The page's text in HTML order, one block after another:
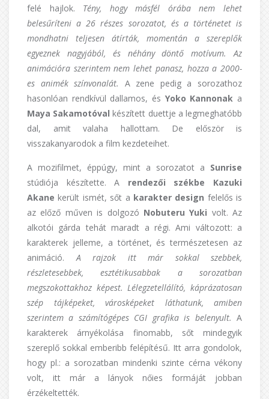
felé hajlok. Tény, hogy másfél órába nem lehet
belesűríteni a 26 részes sorozatot, és a történetet is
mondhatni teljesen átírták, momentán a szereplők
egyeznek nagyjából, és néhány döntő motívum. Az
animációra szerintem nem lehet panasz, hozza a 2000-
es animék színvonalát.
A zene pedig a sorozathoz
hasonlóan rendkívül dallamos, és Yoko Kannonak a
Maya Sakamotóval készített duettje a legmeghatóbb
dal, amit valaha hallottam. De először is
visszakanyarodok a film kezdeteihet.
A mozifilmet, éppúgy, mint a sorozatot a Sunrise
stúdiója készítette. A rendezői székbe
Kazuki
Akane került ismét, sőt a karakter design felelős is
az előző műven is dolgozó Nobuteru Yuki volt. Az
alkotói gárda tehát maradt a régi. Ami változott: a
karakterek jelleme, a történet, és természetesen az
animáció.A rajzok itt már sokkal szebbek,
részletesebbek, esztétikusabbak a sorozatban
megszokottakhoz képest. Lélegzetellálító, káprázatosan
szép tájképeket, városképeket láthatunk, amiben
szerintem a számítógépes CGI grafika is belenyult. A
karakterek árnyékolása finomabb, sőt mindegyik
szereplő sokkal emberibb felépítésű. Itt arra gondolok,
hogy pl.: a sorozatban mindenki szinte cérna vékony
volt, itt már a lányok nőies formáját jobban
érzékeltették.